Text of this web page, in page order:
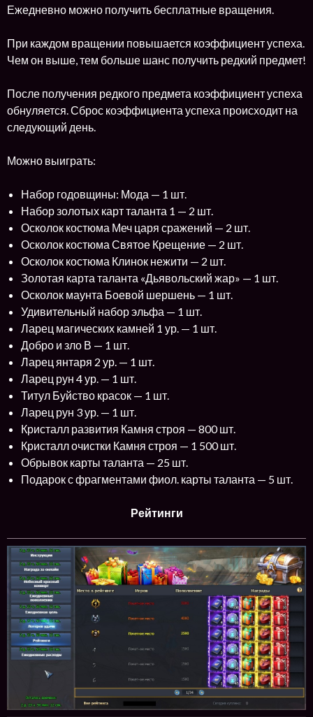
Ежедневно можно получить бесплатные вращения.
При каждом вращении повышается коэффициент успеха.
Чем он выше, тем больше шанс получить редкий предмет!
После получения редкого предмета коэффициент успеха
обнуляется. Сброс коэффициента успеха происходит на
следующий день.
Можно выиграть:
Набор годовщины: Мода — 1 шт.
Набор золотых карт таланта 1 — 2 шт.
Осколок костюма Меч царя сражений — 2 шт.
Осколок костюма Святое Крещение — 2 шт.
Осколок костюма Клинок нежити — 2 шт.
Золотая карта таланта «Дьявольский жар» — 1 шт.
Осколок маунта Боевой шершень — 1 шт.
Удивительный набор эльфа — 1 шт.
Ларец магических камней 1 ур. — 1 шт.
Добро и зло В — 1 шт.
Ларец янтаря 2 ур. — 1 шт.
Ларец рун 4 ур. — 1 шт.
Титул Буйство красок — 1 шт.
Ларец рун 3 ур. — 1 шт.
Кристалл развития Камня строя — 800 шт.
Кристалл очистки Камня строя — 1 500 шт.
Обрывок карты таланта — 25 шт.
Подарок с фрагментами фиол. карты таланта — 5 шт.
Рейтинги